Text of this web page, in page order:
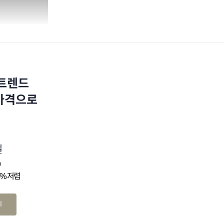
렌드
격으로
저렴